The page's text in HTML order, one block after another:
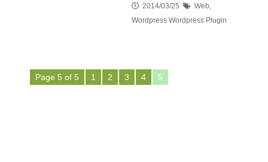
2014/03/25 Web,
Wordpress Wordpress Plugin
Page 5 of 5 1 2 3 4 5